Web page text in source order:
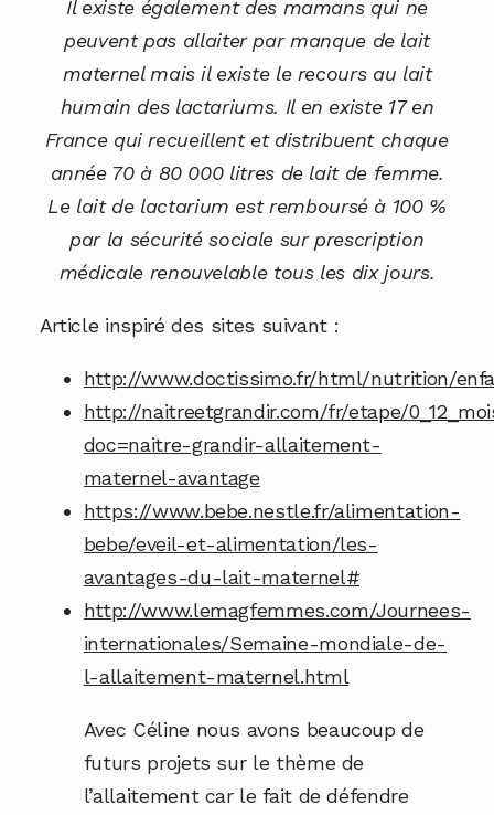
Il existe également des mamans qui ne
peuvent pas allaiter par manque de lait
maternel mais il existe le recours au lait
humain des lactariums. Il en existe 17 en
France qui recueillent et distribuent chaque
année 70 à 80 000 litres de lait de femme.
Le lait de lactarium est remboursé à 100 %
par la sécurité sociale sur prescription
médicale renouvelable tous les dix jours.
Article inspiré des sites suivant :
http://www.doctissimo.fr/html/nutrition/
http://naitreetgrandir.com/fr/etape/
doc=naitre-grandir-allaitement-
maternel-avantage
https://www.bebe.nestle.fr/alimentation-
bebe/eveil-et-alimentation/les-
avantages-du-lait-maternel#
http://www.lemagfemmes.com/Journees-
internationales/Semaine-mondiale-de-
l-allaitement-maternel.html
Avec Céline nous avons beaucoup de
futurs projets sur le thème de
l’allaitement car le fait de défendre